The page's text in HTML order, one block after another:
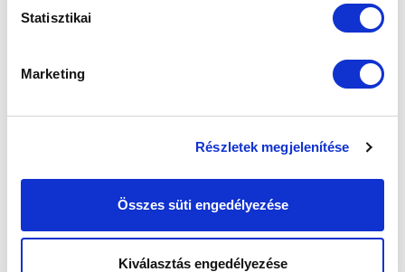
Statisztikai
Marketing
Részletek megjelenítése
Összes süti engedélyezése
Kiválasztás engedélyezése